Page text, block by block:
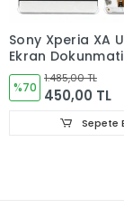
Sony Xperia XA
Ekran
Cam F3211 –
Yedek Parça
%70
1.485,00 TL
450,00 TL
Sepete